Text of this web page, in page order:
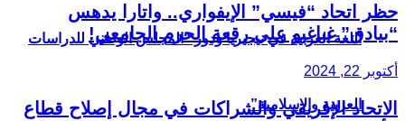
اللغة العربية في نيجيريا ودور “المجلس الوطني للدراسات
العربية والإسلامية”
حظر اتحاد “فيسي” الإيفواري.. واتارا يدهس
“بيادق” غباغبو على رقعة الحرم الجامعي!
أكتوبر 22, 2024
الاتحاد الإفريقي والشراكات في مجال إصلاح قطاع